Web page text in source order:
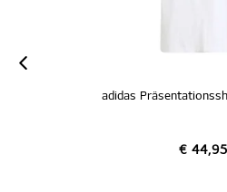
adidas
€ 44,95